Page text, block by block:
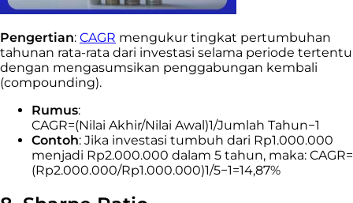
Pengertian: CAGR mengukur tingkat pertumbuhan
tahunan rata-rata dari investasi selama periode tertentu
dengan mengasumsikan penggabungan kembali
(compounding).
Rumus:
CAGR=(Nilai Akhir/Nilai Awal)1/Jumlah Tahun−1
Contoh: Jika investasi tumbuh dari Rp1.000.000
menjadi Rp2.000.000 dalam 5 tahun, maka: CAGR=
(Rp2.000.000/Rp1.000.000)1/5−1=14,87%